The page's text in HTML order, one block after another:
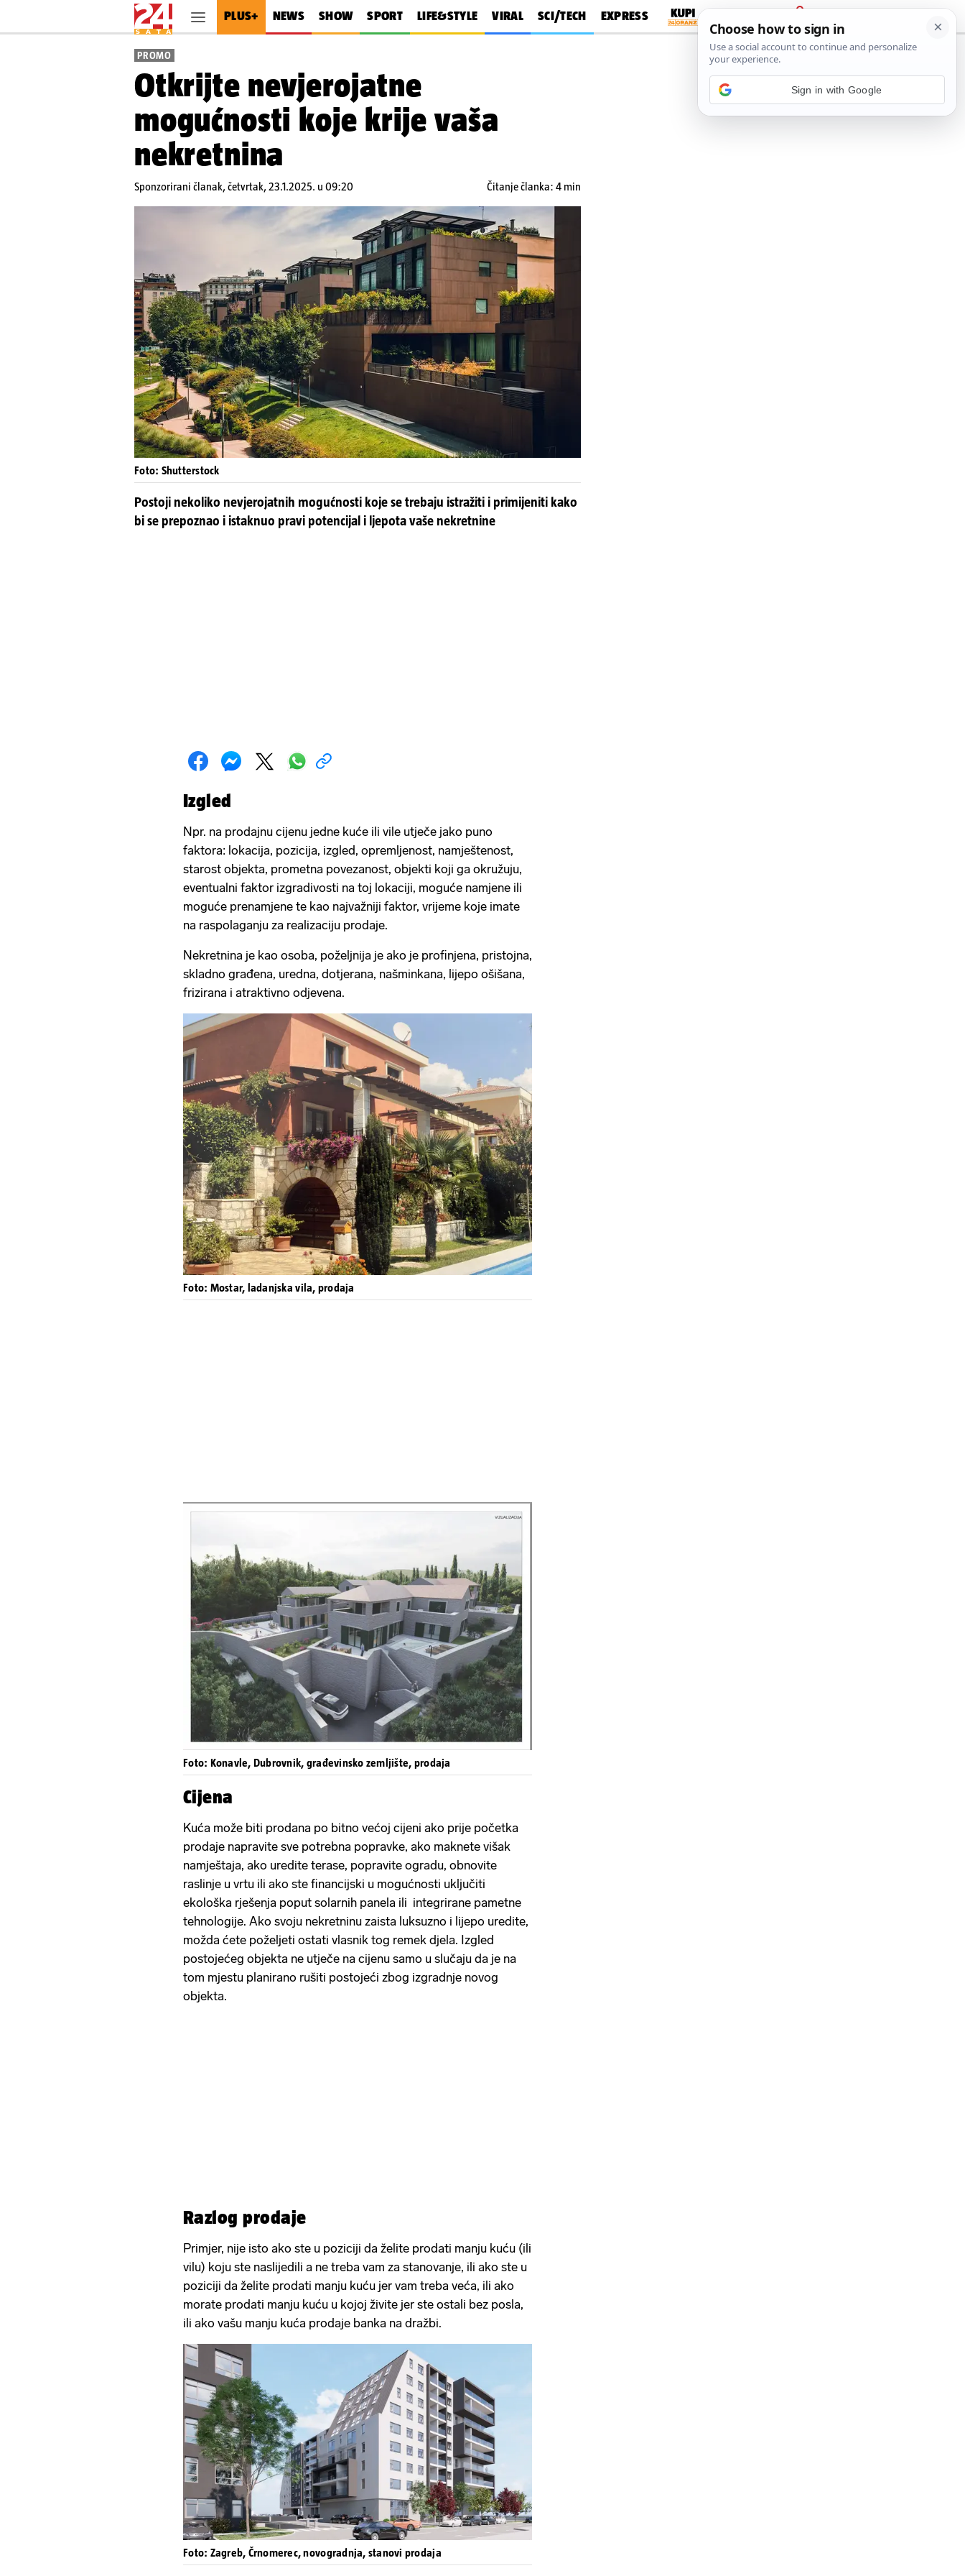
PLUS+ NEWS SHOW SPORT LIFE&STYLE VIRAL SCI/TECH EXPRESS
PRIJAVA
PROMO
Otkrijte nevjerojatne
mogućnosti koje krije vaša
nekretnina
Sponzorirani članak,četvrtak, 23.1.2025. u 09:20 Čitanje članka: 4 min
Foto: Shutterstock
Postoji nekoliko nevjerojatnih mogućnosti koje se trebaju istražiti i primijeniti kako
bi se prepoznao i istaknuo pravi potencijal i ljepota vaše nekretnine
Izgled
Npr. na prodajnu cijenu jedne kuće ili vile utječe jako puno
faktora: lokacija, pozicija, izgled, opremljenost, namještenost,
starost objekta, prometna povezanost, objekti koji ga okružuju,
eventualni faktor izgradivosti na toj lokaciji, moguće namjene ili
moguće prenamjene te kao najvažniji faktor, vrijeme koje imate
na raspolaganju za realizaciju prodaje.
Nekretnina je kao osoba, poželjnija je ako je profinjena, pristojna,
skladno građena, uredna, dotjerana, našminkana, lijepo ošišana,
frizirana i atraktivno odjevena.
Foto: Mostar, ladanjska vila, prodaja
Foto: Konavle, Dubrovnik, građevinsko zemljište, prodaja
Cijena
Kuća može biti prodana po bitno većoj cijeni ako prije početka
prodaje napravite sve potrebna popravke, ako maknete višak
namještaja, ako uredite terase, popravite ogradu, obnovite
raslinje u vrtu ili ako ste financijski u mogućnosti uključiti
ekološka rješenja poput solarnih panela ili integrirane pametne
tehnologije. Ako svoju nekretninu zaista luksuzno i lijepo uredite,
možda ćete poželjeti ostati vlasnik tog remek djela. Izgled
postojećeg objekta ne utječe na cijenu samo u slučaju da je na
tom mjestu planirano rušiti postojeći zbog izgradnje novog
objekta.
Razlog prodaje
Primjer, nije isto ako ste u poziciji da želite prodati manju kuću (ili
vilu) koju ste naslijedili a ne treba vam za stanovanje, ili ako ste u
poziciji da želite prodati manju kuću jer vam treba veća, ili ako
morate prodati manju kuću u kojoj živite jer ste ostali bez posla,
ili ako vašu manju kuća prodaje banka na dražbi.
Foto: Zagreb, Črnomerec, novogradnja, stanovi prodaja
Sign in with Google